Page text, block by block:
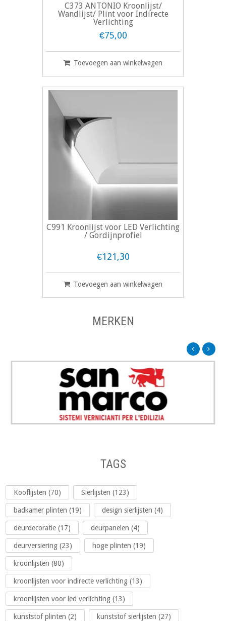
C373 ANTONIO Kroonlijst/
Wandlijst/ Plint voor Indirecte
Verlichting
€75,00
Toevoegen aan winkelwagen
C991 Kroonlijst voor LED Verlichting
/ Gordijnprofiel
€121,30
Toevoegen aan winkelwagen
MERKEN
TAGS
Kooflijsten (70) Sierlijsten (123)
badkamer plinten (19) design sierlijsten (4)
deurdecoratie (17) deurpanelen (4)
deurversiering (23) hoge plinten (19)
kroonlijsten (80)
kroonlijsten voor indirecte verlichting (13)
kroonlijsten voor led verlichting (13)
kunststof plinten (2) kunststof sierlijsten (27)